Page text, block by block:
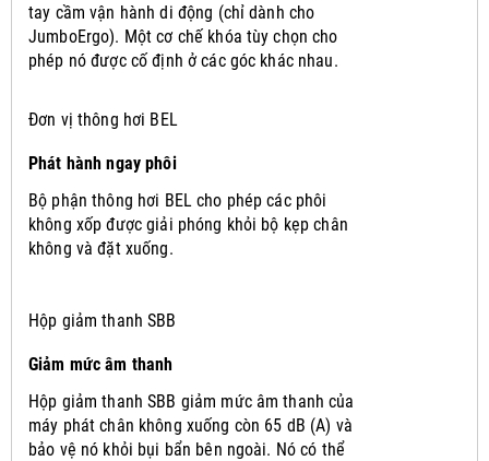
tay cầm vận hành di động (chỉ dành cho
JumboErgo). Một cơ chế khóa tùy chọn cho
phép nó được cố định ở các góc khác nhau.
Đơn vị thông hơi BEL
Phát hành ngay phôi
Bộ phận thông hơi BEL cho phép các phôi
không xốp được giải phóng khỏi bộ kẹp chân
không và đặt xuống.
Hộp giảm thanh SBB
Giảm mức âm thanh
Hộp giảm thanh SBB giảm mức âm thanh của
máy phát chân không xuống còn 65 dB (A) và
bảo vệ nó khỏi bụi bẩn bên ngoài. Nó có thể